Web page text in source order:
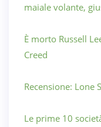
maiale volante,
È morto Russell
Creed
Recensione: Lone
Le prime 10